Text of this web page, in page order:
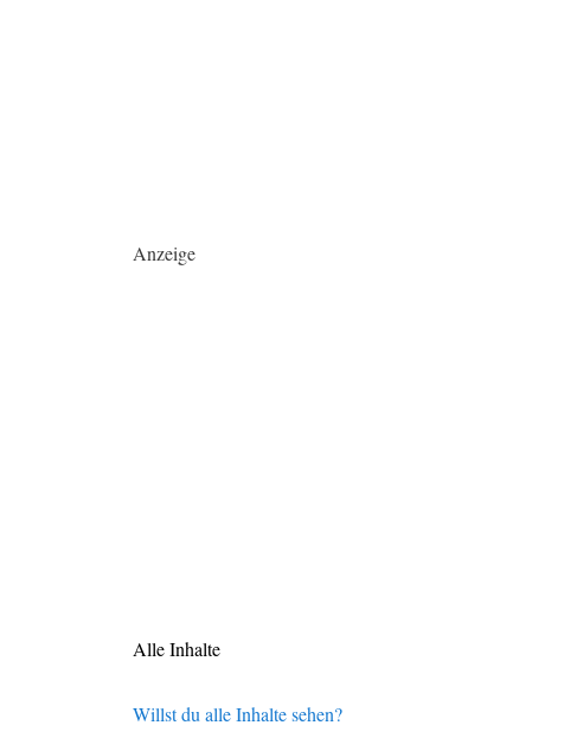
Anzeige
Alle Inhalte
Willst du alle Inhalte sehen?